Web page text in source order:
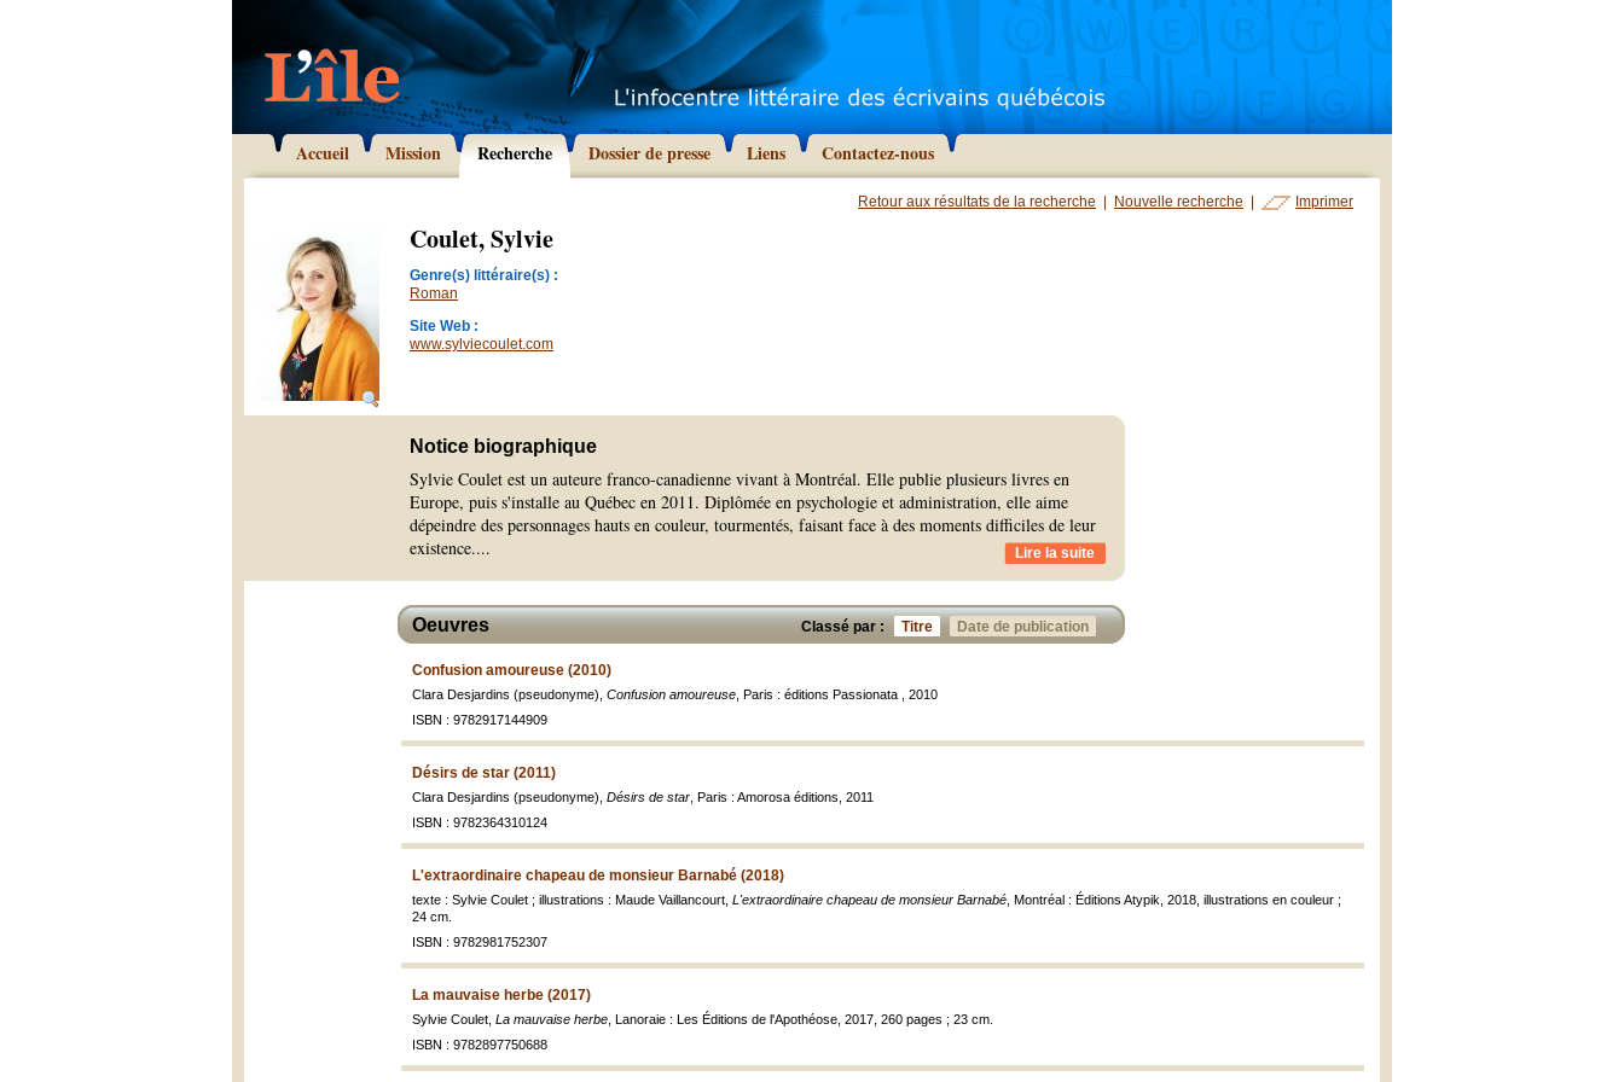
Accueil Mission Recherche Dossier de presse Liens Contactez-nous
Retour aux résultats de la recherche Nouvelle recherche Imprimer
Coulet, Sylvie
Genre(s) littéraire(s) :
Roman
Site Web :
www.sylviecoulet.com
Notice biographique
Sylvie Coulet est un auteure franco-canadienne vivant à Montréal. Elle publie plusieurs livres en
Europe, puis s'installe au Québec en 2011. Diplômée en psychologie et administration, elle aime
dépeindre des personnages hauts en couleur, tourmentés, faisant face à des moments difficiles de leur
existence.... Lire la suite
Classé par : Titre Date de publication
Oeuvres
Confusion amoureuse (2010)
Clara Desjardins (pseudonyme), Confusion amoureuse , Paris : éditions Passionata , 2010
ISBN : 9782917144909
Désirs de star (2011)
Clara Desjardins (pseudonyme), Désirs de star , Paris : Amorosa éditions, 2011
ISBN : 9782364310124
L'extraordinaire chapeau de monsieur Barnabé (2018)
texte : Sylvie Coulet ; illustrations : Maude Vaillancourt, L'extraordinaire chapeau de monsieur Barnabé , Montréal : Éditions Atypik, 2018, illustrations en couleur ;
24 cm.
ISBN : 9782981752307
La mauvaise herbe (2017)
Sylvie Coulet, La mauvaise herbe , Lanoraie : Les Éditions de l'Apothéose, 2017, 260 pages ; 23 cm.
ISBN : 9782897750688